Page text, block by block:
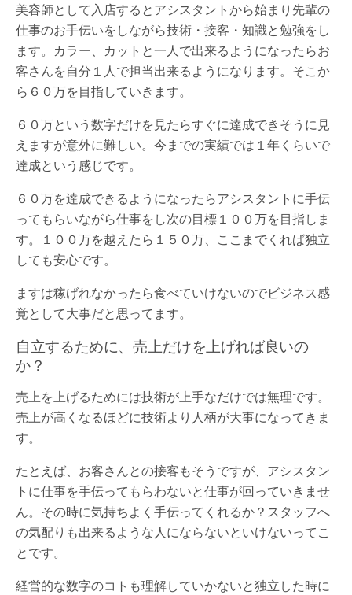
美容師として入店するとアシスタントから始まり先輩の
仕事のお手伝いをしながら技術・接客・知識と勉強をし
ます。カラー、カットと一人で出来るようになったらお
客さんを自分１人で担当出来るようになります。そこか
ら６０万を目指していきます。
６０万という数字だけを見たらすぐに達成できそうに見
えますが意外に難しい。今までの実績では１年くらいで
達成という感じです。
６０万を達成できるようになったらアシスタントに手伝
ってもらいながら仕事をし次の目標１００万を目指しま
す。１００万を越えたら１５０万、ここまでくれば独立
しても安心です。
ますは稼げれなかったら食べていけないのでビジネス感
覚として大事だと思ってます。
自立するために、売上だけを上げれば良いの
か？
売上を上げるためには技術が上手なだけでは無理です。
売上が高くなるほどに技術より人柄が大事になってきま
す。
たとえば、お客さんとの接客もそうですが、アシスタン
トに仕事を手伝ってもらわないと仕事が回っていきませ
ん。その時に気持ちよく手伝ってくれるか？スタッフへ
の気配りも出来るような人にならないといけないってこ
とです。
経営的な数字のコトも理解していかないと独立した時に